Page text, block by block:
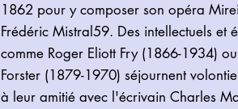
1862 pour y composer son opéra
Frédéric Mistral59. Des intellectuels et
comme Roger Eliott Fry (1866-1934)
Forster (1879-1970) séjournent
à leur amitié avec l'écrivain Charles